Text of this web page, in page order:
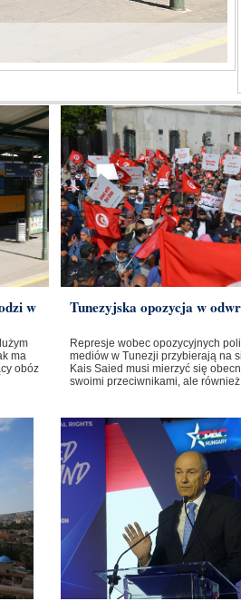
w
ma
obóz
Tunezyjska opozycja w
Represje wobec opozycyjnych
mediów w Tunezji przybierają na
Kais Saied musi mierzyć się
swoimi przeciwnikami, ale